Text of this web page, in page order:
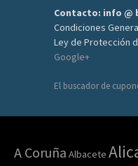
Contacto: info @
Condiciones
Ley de Protección
Google+
El buscador de
A Coruña Albacete